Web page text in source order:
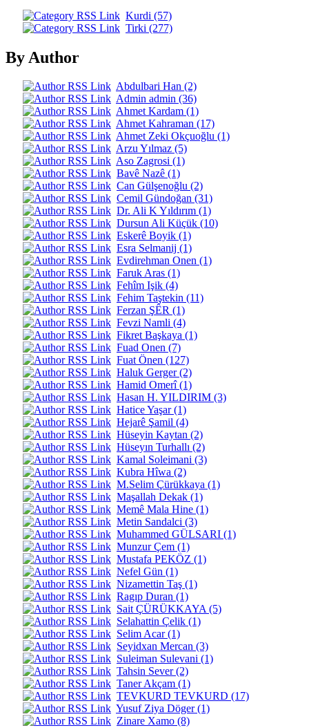
Kurdi (57)
Tirki (277)
By Author
Abdulbari Han (2)
Admin admin (36)
Ahmet Kardam (1)
Ahmet Kahraman (17)
Ahmet Zeki Okçuoğlu (1)
Arzu Yılmaz (5)
Aso Zagrosi (1)
Bavê Nazê (1)
Can Gülşenoğlu (2)
Cemil Gündoğan (31)
Dr. Ali K Yıldırım (1)
Dursun Ali Küçük (10)
Eskerê Boyik (1)
Esra Selmanij (1)
Evdirehman Onen (1)
Faruk Aras (1)
Fehîm Işik (4)
Fehim Taştekin (11)
Ferzan ŞÊR (1)
Fevzi Namli (4)
Fikret Başkaya (1)
Fuad Onen (7)
Fuat Önen (127)
Haluk Gerger (2)
Hamid Omerî (1)
Hasan H. YILDIRIM (3)
Hatice Yaşar (1)
Hejarê Şamil (4)
Hüseyin Kaytan (2)
Hüseyın Turhallı (2)
Kamal Soleimani (3)
Kubra Hîwa (2)
M.Selim Çürükkaya (1)
Maşallah Dekak (1)
Memê Mala Hine (1)
Metin Sandalci (3)
Muhammed GÜLSARI (1)
Munzur Çem (1)
Mustafa PEKÖZ (1)
Nefel Gün (1)
Nizamettin Taş (1)
Ragıp Duran (1)
Sait ÇÜRÜKKAYA (5)
Selahattin Çelik (1)
Selim Acar (1)
Seyidxan Mercan (3)
Suleiman Sulevani (1)
Tahsin Sever (2)
Taner Akçam (1)
TEVKURD TEVKURD (17)
Yusuf Ziya Döger (1)
Zinare Xamo (8)